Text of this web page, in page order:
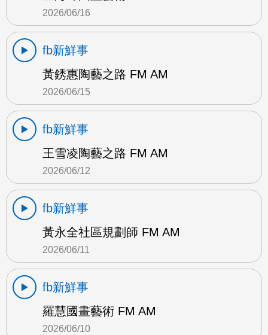
2026/06/16
fb新鮮事
黃銹惠陶藝之路 FM AM
2026/06/15
fb新鮮事
王雪凌陶藝之路 FM AM
2026/06/12
fb新鮮事
黃永全社區規劃師 FM AM
2026/06/11
fb新鮮事
羅慧國畫藝術 FM AM
2026/06/10